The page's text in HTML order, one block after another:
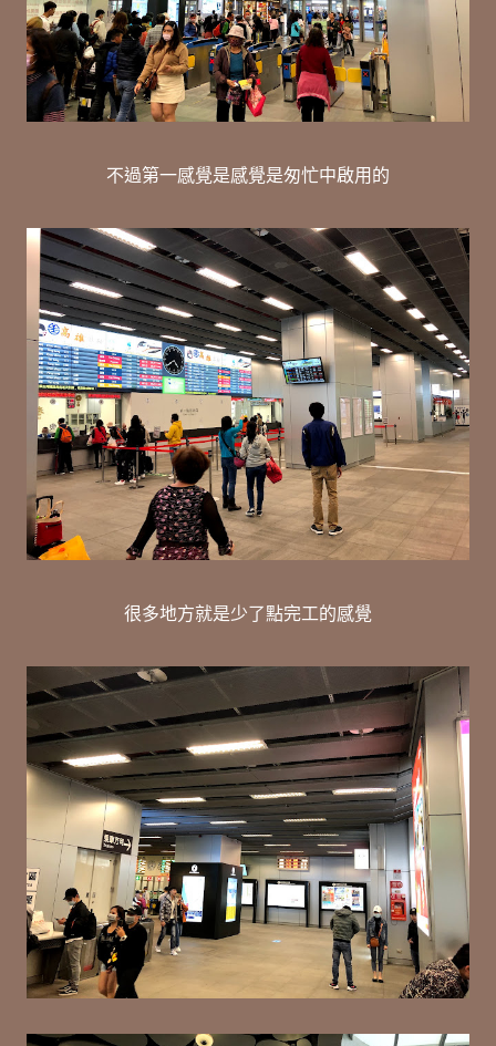
不過第一感覺是感覺是匆忙中啟用的
很多地方就是少了點完工的感覺